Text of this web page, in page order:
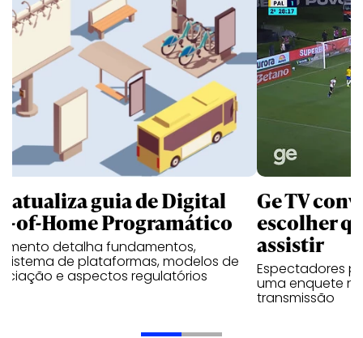
atualiza guia de Digital
of-Home Programático
detalha fundamentos,
de plataformas, modelos de
e aspectos regulatórios
Ge TV
escolher
assistir
Espectadores
uma enquete
transmissão